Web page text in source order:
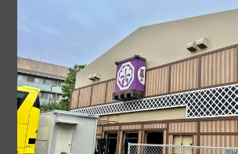
商品ジャンル
ポチ袋